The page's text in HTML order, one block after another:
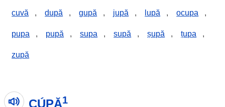
cuvă , după , gupă , jupă , lupă , ocupa ,
pupa , pupă , supa , supă , șupă , țupa ,
zupă
CÚPĂ1